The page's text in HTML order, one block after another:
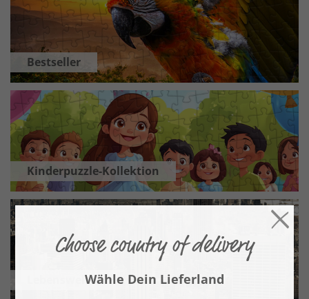
Bestseller
Kinderpuzzle-Kollektion
Lebenswelten